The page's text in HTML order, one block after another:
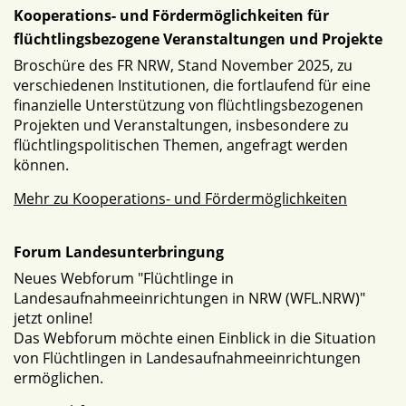
Kooperations- und Fördermöglichkeiten für
flüchtlingsbezogene Veranstaltungen und Projekte
Broschüre des FR NRW, Stand November 2025, zu
verschiedenen Institutionen, die fortlaufend für eine
finanzielle Unterstützung von flüchtlingsbezogenen
Projekten und Veranstaltungen, insbesondere zu
flüchtlingspolitischen Themen, angefragt werden
können.
Mehr zu Kooperations- und Fördermöglichkeiten
Forum Landesunterbringung
Neues Webforum "Flüchtlinge in
Landesaufnahmeeinrichtungen in NRW (WFL.NRW)"
jetzt online!
Das Webforum möchte einen Einblick in die Situation
von Flüchtlingen in Landesaufnahmeeinrichtungen
ermöglichen.